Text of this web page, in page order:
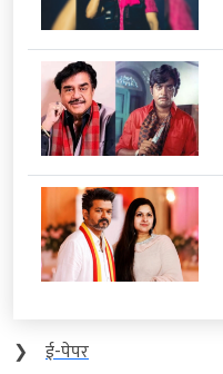
❯
ई-पेपर